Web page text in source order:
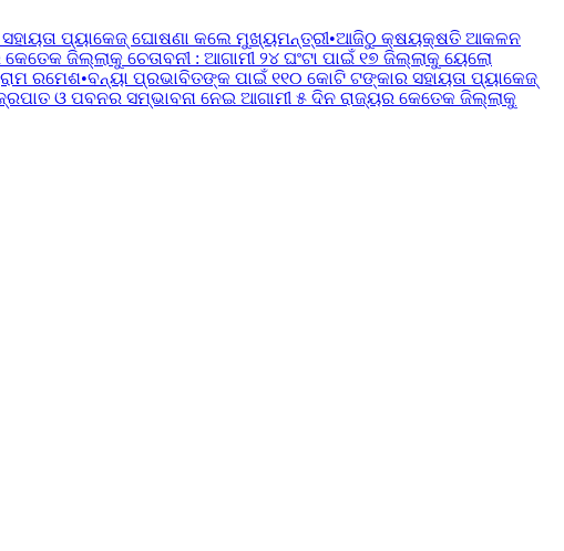
ପ୍ୟାକେଜ୍ ଘୋଷଣା କଲେ ମୁଖ୍ୟମନ୍ତ୍ରୀ•ଆଜିଠୁ କ୍ଷୟକ୍ଷତି ଆକଳନ
ଜିଲ୍ଲାକୁ ଚେତାବନୀ : ଆଗାମୀ ୨୪ ଘଂଟା ପାଇଁ ୧୭ ଜିଲ୍ଲାକୁ ୟେଲୋ
ରମେଶ•ବନ୍ୟା ପ୍ରଭାବିତଙ୍କ ପାଇଁ ୧୧୦ କୋଟି ଟଙ୍କାର ସହାୟତା ପ୍ୟାକେଜ୍
ଓ ପବନର ସମ୍ଭାବନା ନେଇ ଆଗାମୀ ୫ ଦିନ ରାଜ୍ୟର କେତେକ ଜିଲ୍ଲାକୁ